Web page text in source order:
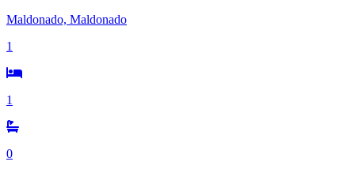
Maldonado, Maldonado
1
1
0